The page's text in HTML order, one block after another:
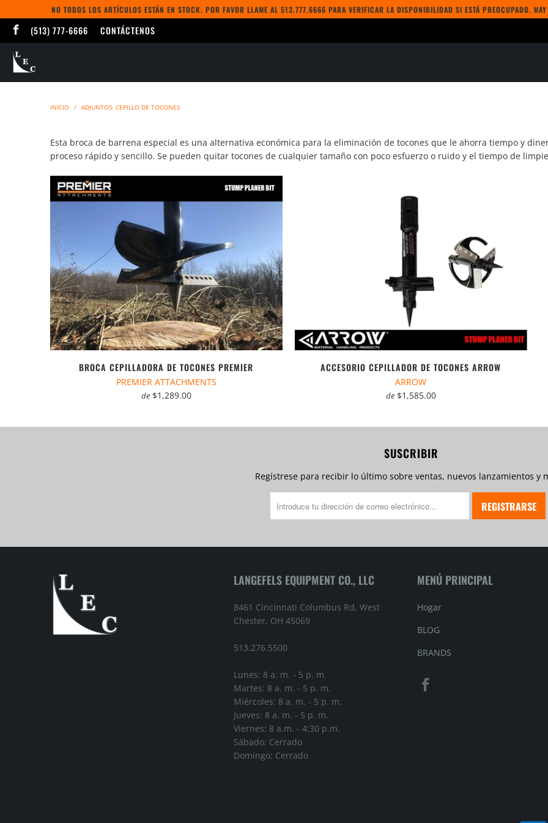
NO TODOS LOS ARTÍCULOS ESTÁN EN STOCK. POR FAVOR LLAME AL 513.777.6666 PARA VERIFICAR LA DISPONIBILIDAD SI ESTÁ PREOCUPADO.
(513) 777-6666 CONTÁCTENOS
INICIO / ADJUNTOS: CEPILLO DE TOCONES
Esta broca de barrena especial es una alternativa económica para la eliminación de tocones que le ahorra tiempo y
proceso rápido y sencillo. Se pueden quitar tocones de cualquier tamaño con poco esfuerzo o ruido y el tiempo de
BROCA CEPILLADORA DE TOCONES PREMIER
PREMIER ATTACHMENTS
de $1,289.00
ACCESORIO CEPILLADOR DE TOCONES ARROW
ARROW
de $1,585.00
SUSCRIBIR
Regístrese para recibir lo último sobre ventas, nuevos lanzamientos y
LANGEFELS EQUIPMENT CO., LLC
8461 Cincinnati Columbus Rd, West
Chester, OH 45069
513.276.5500
Lunes: 8 a. m. - 5 p. m.
Martes: 8 a. m. - 5 p. m.
Miércoles: 8 a. m. - 5 p. m.
Jueves: 8 a. m. - 5 p. m.
Viernes: 8 a.m. - 4:30 p.m.
Sábado: Cerrado
Domingo: Cerrado
MENÚ PRINCIPAL
Hogar
BLOG
BRANDS